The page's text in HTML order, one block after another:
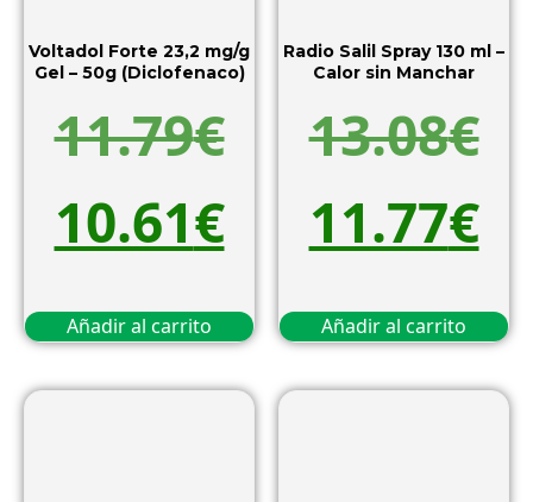
Voltadol Forte 23,2 mg/g
Gel – 50g (Diclofenaco)
11.79€
10.61€
Añadir al carrito
Radio Salil Spray 130 ml –
Calor sin Manchar
13.08€
11.77€
Añadir al carrito